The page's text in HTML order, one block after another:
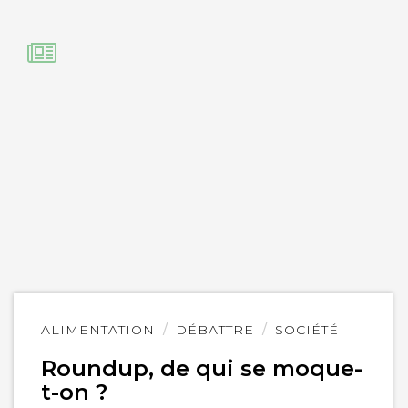
ALIMENTATION DÉBATTRE SOCIÉTÉ
Roundup, de qui se moque-
t-on ?
Lire